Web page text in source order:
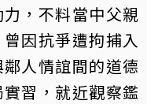
，不料當中父親
因抗爭遭拘捕入
人情誼間的道德
習，就近觀察鑑